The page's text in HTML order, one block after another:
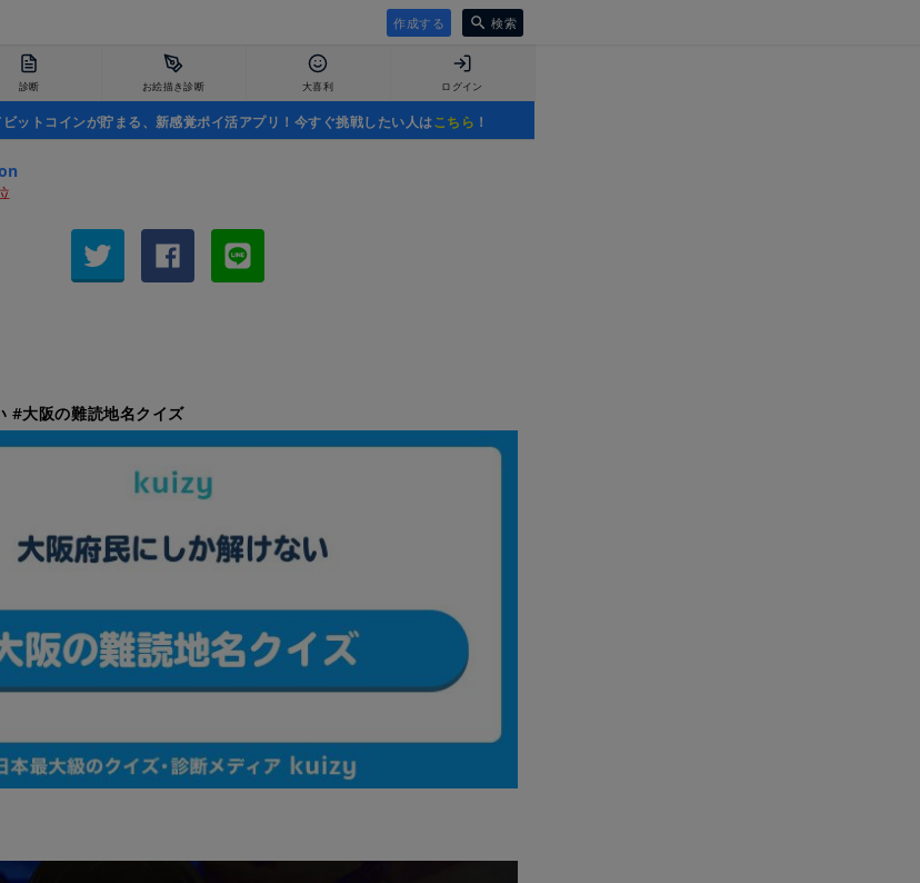
作成する 検索
診断 お絵描き診断 大喜利 ログイン
ットコインが貯まる、新感覚ポイ活アプリ！今すぐ挑戦したい人はこちら ！
#大阪の難読地名クイズ